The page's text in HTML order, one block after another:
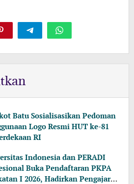
Batu Sosialisasikan Pedoman
Logo Resmi HUT ke-81
RI
Indonesia dan PERADI
Buka Pendaftaran PKPA
I 2026, Hadirkan Pengajar